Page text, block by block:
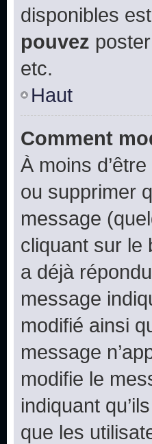
disponibles
pouvez
etc.
Haut
Comment
À moins
ou supprimer
message
cliquant sur le
a déjà
message
modifié ainsi
message
modifie le
indiquant
que les